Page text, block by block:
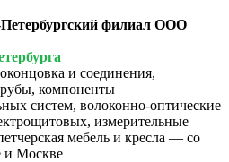
филиал ООО
и соединения,
компоненты
систем, волоконно-оптические
измерительные
мебель и кресла — со
и Москве